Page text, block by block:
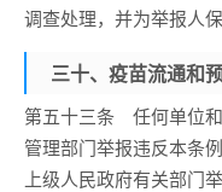
调查处理，并为举报人保
三十、疫苗流通和
第五十三条 任何单位
管理部门举报违反本条
上级人民政府有关部门